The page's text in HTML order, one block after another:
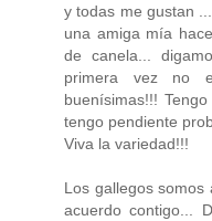
y todas me gustan
una amiga mía
de canela...
primera vez no
buenísimas!!!
tengo pendiente
Viva la variedad!!!
Los gallegos somos
acuerdo contigo...